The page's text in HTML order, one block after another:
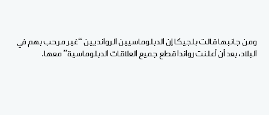
ومن جانبها قالت بلجيكا إن الدبلوماسيين الروانديين “غير مرحب بهم في
البلاد، بعد أن أعلنت رواندا قطع جميع العلاقات الدبلوماسية” معها.